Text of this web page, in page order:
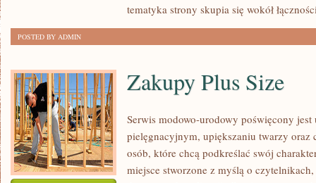
tematyka strony skupia się wokół
POSTED BY ADMIN
Zakupy Plus Size
Serwis modowo-urodowy poświęcony
pielęgnacyjnym, upiększaniu twarzy oraz
osób, które chcą podkreślać swój
miejsce stworzone z myślą o